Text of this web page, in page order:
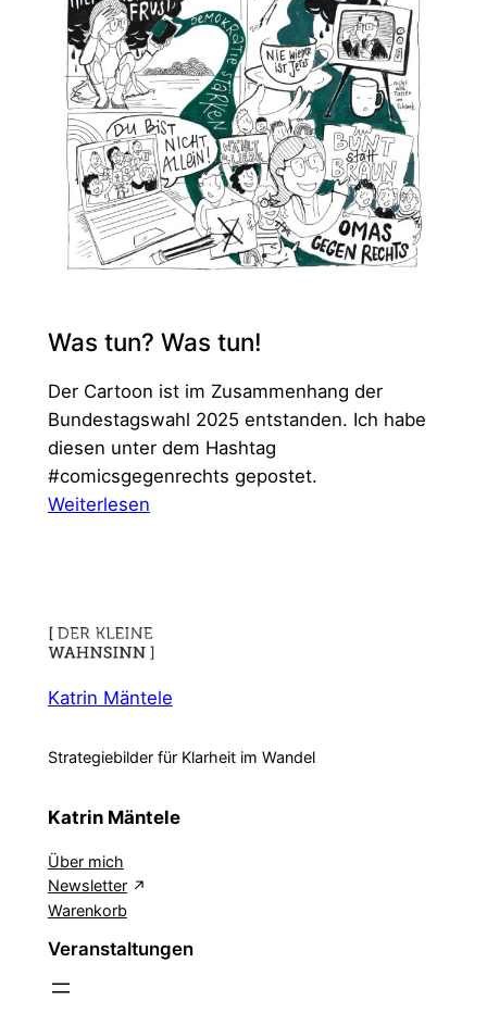
Was tun? Was tun!
Der Cartoon ist im Zusammenhang der
Bundestagswahl 2025 entstanden. Ich habe
diesen unter dem Hashtag
#comicsgegenrechts gepostet.
Weiterlesen:
Katrin Mäntele
Strategiebilder für Klarheit im Wandel
Katrin Mäntele
Über mich
Newsletter
Warenkorb
Veranstaltungen